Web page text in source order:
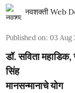
नवशक्ती Web
Published on: 03 Aug
डॉ. सविता
सिंह
मानसन्मानाचे योग